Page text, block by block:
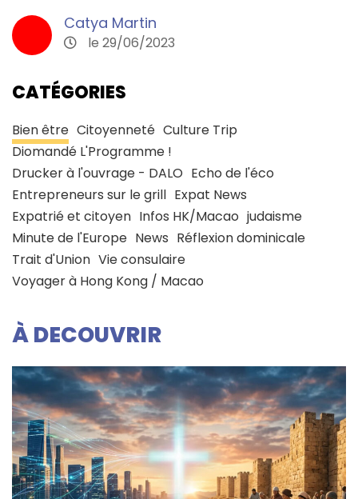
Catya Martin
le 29/06/2023
CATÉGORIES
Bien être Citoyenneté Culture Trip
Diomandé L'Programme !
Drucker à l'ouvrage - DALO Echo de l'éco
Entrepreneurs sur le grill Expat News
Expatrié et citoyen Infos HK/Macao judaisme
Minute de l'Europe News Réflexion dominicale
Trait d'Union Vie consulaire
Voyager à Hong Kong / Macao
À DECOUVRIR